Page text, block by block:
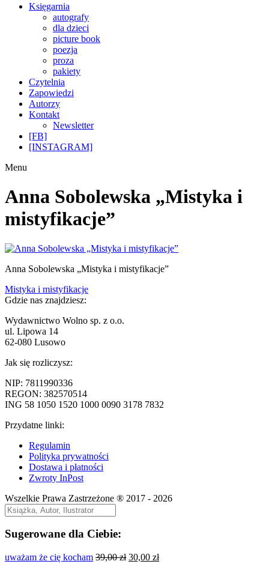
Księgarnia
autografy
dla dzieci
picture book
poezja
proza
pakiety
Czytelnia
Zapowiedzi
Autorzy
Kontakt
Newsletter
[FB]
[INSTAGRAM]
Menu
Anna Sobolewska „Mistyka i
mistyfikacje”
Anna Sobolewska „Mistyka i mistyfikacje”
Nawigacja
wpisu
Poprzedni
wpis:
Mistyka i mistyfikacje
Gdzie nas znajdziesz:
Wydawnictwo Wolno sp. z o.o.
ul. Lipowa 14
62-080 Lusowo
Jak się rozliczysz:
NIP: 7811990336
REGON: 382570514
ING 58 1050 1520 1000 0090 3178 7832
Przydatne linki:
Regulamin
Polityka prywatności
Dostawa i płatności
Zwroty InPost
Wszelkie Prawa Zastrzeżone ® 2017 - 2026
Sugerowane dla Ciebie:
uważam że cię kocham 39,00zł Pierwotna
30,00 złAktualna